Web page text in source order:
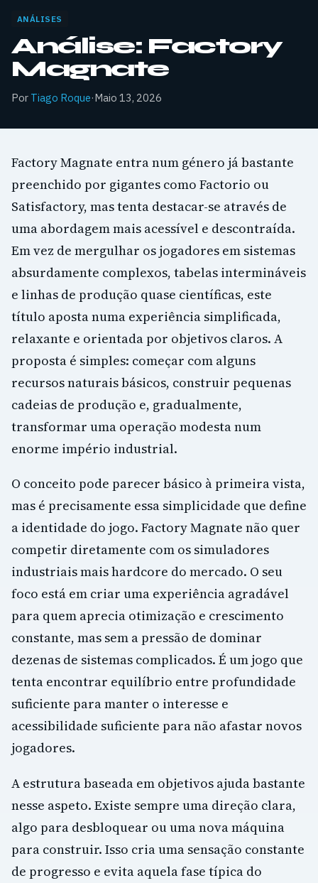
ANÁLISES
Análise: Factory
Magnate
Por Tiago Roque·Maio 13, 2026
Factory Magnate entra num género já bastante
preenchido por gigantes como Factorio ou
Satisfactory, mas tenta destacar-se através de
uma abordagem mais acessível e descontraída.
Em vez de mergulhar os jogadores em sistemas
absurdamente complexos, tabelas intermináveis
e linhas de produção quase científicas, este
título aposta numa experiência simplificada,
relaxante e orientada por objetivos claros. A
proposta é simples: começar com alguns
recursos naturais básicos, construir pequenas
cadeias de produção e, gradualmente,
transformar uma operação modesta num
enorme império industrial.
O conceito pode parecer básico à primeira vista,
mas é precisamente essa simplicidade que define
a identidade do jogo. Factory Magnate não quer
competir diretamente com os simuladores
industriais mais hardcore do mercado. O seu
foco está em criar uma experiência agradável
para quem aprecia otimização e crescimento
constante, mas sem a pressão de dominar
dezenas de sistemas complicados. É um jogo que
tenta encontrar equilíbrio entre profundidade
suficiente para manter o interesse e
acessibilidade suficiente para não afastar novos
jogadores.
A estrutura baseada em objetivos ajuda bastante
nesse aspeto. Existe sempre uma direção clara,
algo para desbloquear ou uma nova máquina
para construir. Isso cria uma sensação constante
de progresso e evita aquela fase típica do